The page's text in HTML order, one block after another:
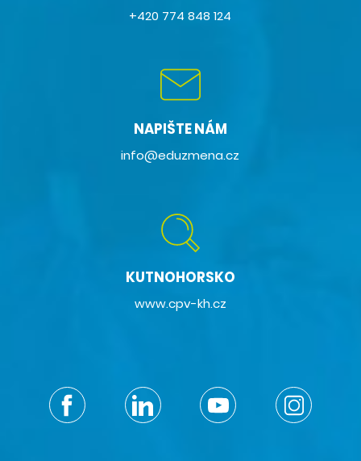
+420 774 848 124
NAPIŠTE NÁM
info@eduzmena.cz
KUTNOHORSKO
www.cpv-kh.cz